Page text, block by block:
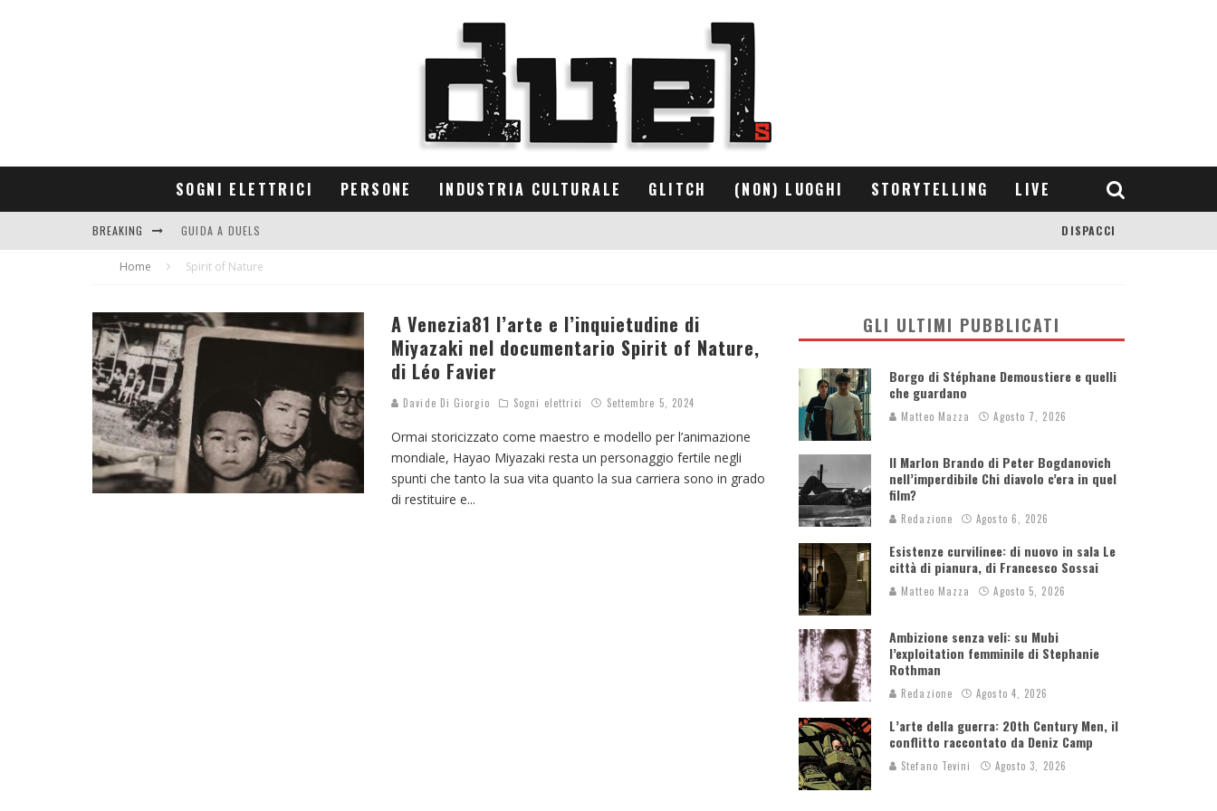
SOGNI ELETTRICI PERSONE INDUSTRIA CULTURALE GLITCH (NON) LUOGHI STORYTELLING LIVE
BREAKING GUIDA A DUELS
CONTRIBUTORS
DISPACCI
Home Spirit of Nature
A Venezia81 l’arte e l’inquietudine di
Miyazaki nel documentario Spirit of Nature,
di Léo Favier
Davide Di Giorgio Sogni elettrici Settembre 5, 2024
Ormai storicizzato come maestro e modello per l’animazione
mondiale, Hayao Miyazaki resta un personaggio fertile negli
spunti che tanto la sua vita quanto la sua carriera sono in grado
di restituire e...
GLI ULTIMI PUBBLICATI
Borgo di Stéphane Demoustiere e quelli
che guardano
Matteo Mazza Agosto 7, 2026
Il Marlon Brando di Peter Bogdanovich
nell’imperdibile Chi diavolo c’era in quel
film?
Redazione Agosto 6, 2026
Esistenze curvilinee: di nuovo in sala Le
città di pianura, di Francesco Sossai
Matteo Mazza Agosto 5, 2026
Ambizione senza veli: su Mubi
l’exploitation femminile di Stephanie
Rothman
Redazione Agosto 4, 2026
L’arte della guerra: 20th Century Men, il
conflitto raccontato da Deniz Camp
Stefano Tevini Agosto 3, 2026